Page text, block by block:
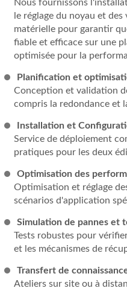
Nous fournissons
le réglage du noyau et
matérielle pour garantir
fiable et efficace sur une
optimisée pour la
Planification et
Conception et validation
compris la redondance et
Installation et
Service de déploiement
pratiques pour les deux
Optimisation des
Optimisation et réglage
scénarios d'application
Simulation de pannes et
Tests robustes pour
et les mécanismes de
Transfert de
Ateliers sur site ou à